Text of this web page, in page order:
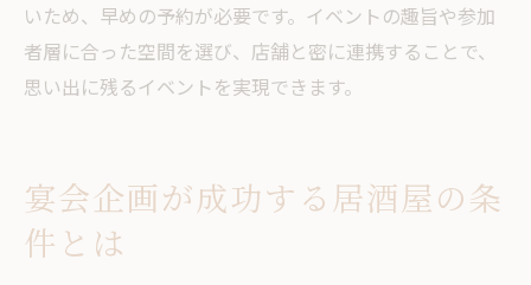
いため、早めの予約が必要です。イベントの趣旨や参加
者層に合った空間を選び、店舗と密に連携することで、
思い出に残るイベントを実現できます。
宴会企画が成功する居酒屋の条
件とは